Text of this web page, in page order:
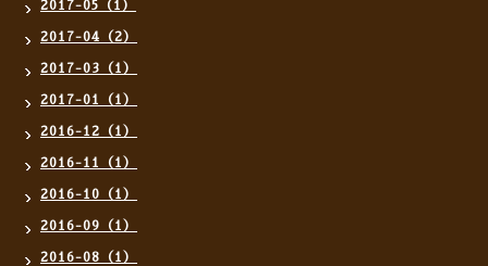
2017-05（1）
2017-04（2）
2017-03（1）
2017-01（1）
2016-12（1）
2016-11（1）
2016-10（1）
2016-09（1）
2016-08（1）